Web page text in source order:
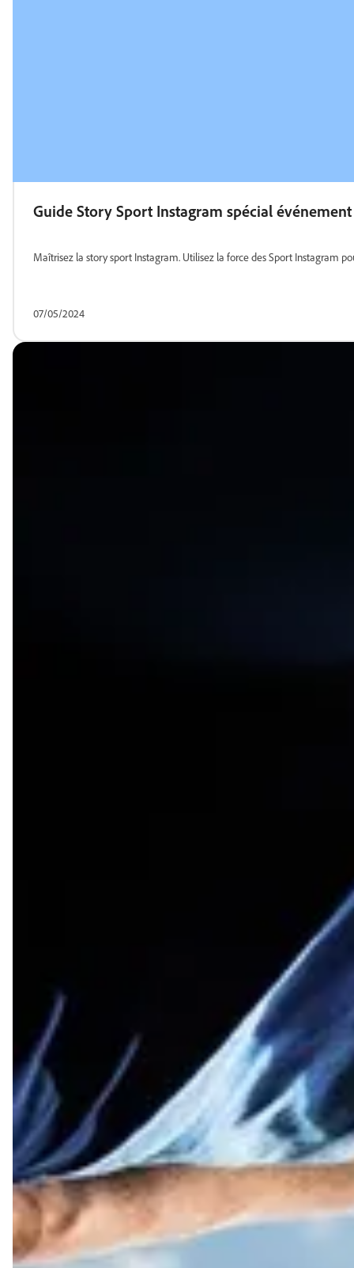
Guide Story Sport Instagram spécial
Maîtrisez la story sport Instagram. Utilisez la force des Sport Instagram
07/05/2024